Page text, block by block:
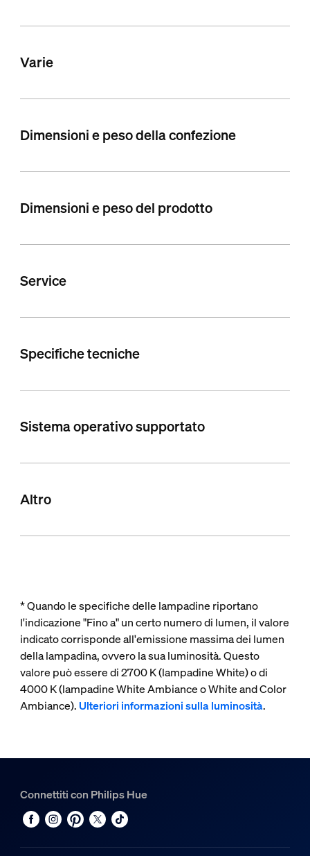
Varie
Dimensioni e peso della confezione
Dimensioni e peso del prodotto
Service
Specifiche tecniche
Sistema operativo supportato
Altro
* Quando le specifiche delle lampadine riportano
l'indicazione "Fino a" un certo numero di lumen, il valore
indicato corrisponde all'emissione massima dei lumen
della lampadina, ovvero la sua luminosità. Questo
valore può essere di 2700 K (lampadine White) o di
4000 K (lampadine White Ambiance o White and Color
Ambiance).Ulteriori informazioni sulla luminosità.
Connettiti con Philips Hue